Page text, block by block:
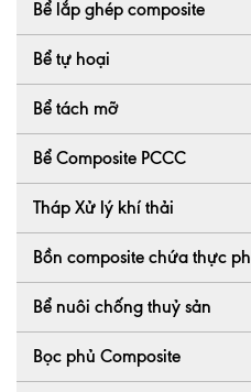
Bể lắp ghép composite
Bể tự hoại
Bể tách mỡ
Bể Composite PCCC
Tháp Xử lý khí thải
Bồn composite chứa thực
Bể nuôi chống thuỷ sản
Bọc phủ Composite